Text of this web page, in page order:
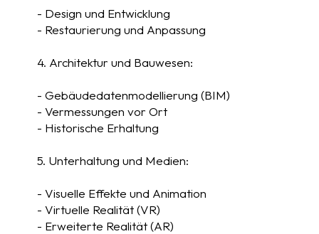
- Design und Entwicklung
- Restaurierung und Anpassung
4. Architektur und Bauwesen:
- Gebäudedatenmodellierung (BIM)
- Vermessungen vor Ort
- Historische Erhaltung
5. Unterhaltung und Medien:
- Visuelle Effekte und Animation
- Virtuelle Realität (VR)
- Erweiterte Realität (AR)